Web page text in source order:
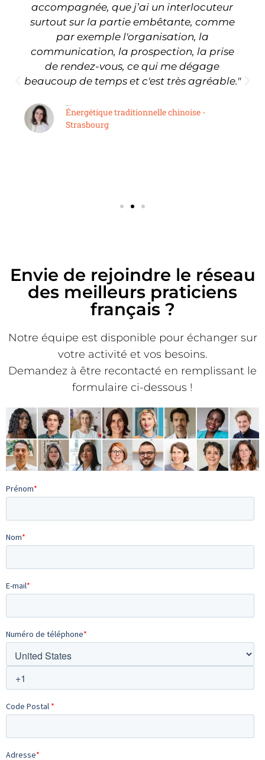
accompagnée, que j’ai un interlocuteur
surtout sur la partie embêtante, comme
par exemple l'organisation, la
communication, la prospection, la prise
de rendez-vous, ce qui me dégage
beaucoup de temps et c'est très agréable."
Énergétique traditionnelle chinoise -
Strasbourg
Envie de rejoindre le réseau
des meilleurs praticiens
français ?
Notre équipe est disponible pour échanger sur
votre activité et vos besoins.
Demandez à être recontacté en remplissant le
formulaire ci-dessous !